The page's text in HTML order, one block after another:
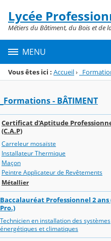
Menu de la rubrique
Contenu
Lycée
Métiers du Bâtiment, du Bois et de
MENU
Vous êtes ici : Accueil›
_Formations - BÂTIMENT
Certificat d'Aptitude
(C.A.P)
Carreleur mosaïste
Installateur Thermique
Maçon
Peintre Applicateur de Revêtements
Métallier
Baccalauréat Professionnel 2 ans
Pro.)
Technicien en installation des systèmes
énergétiques et climatiques